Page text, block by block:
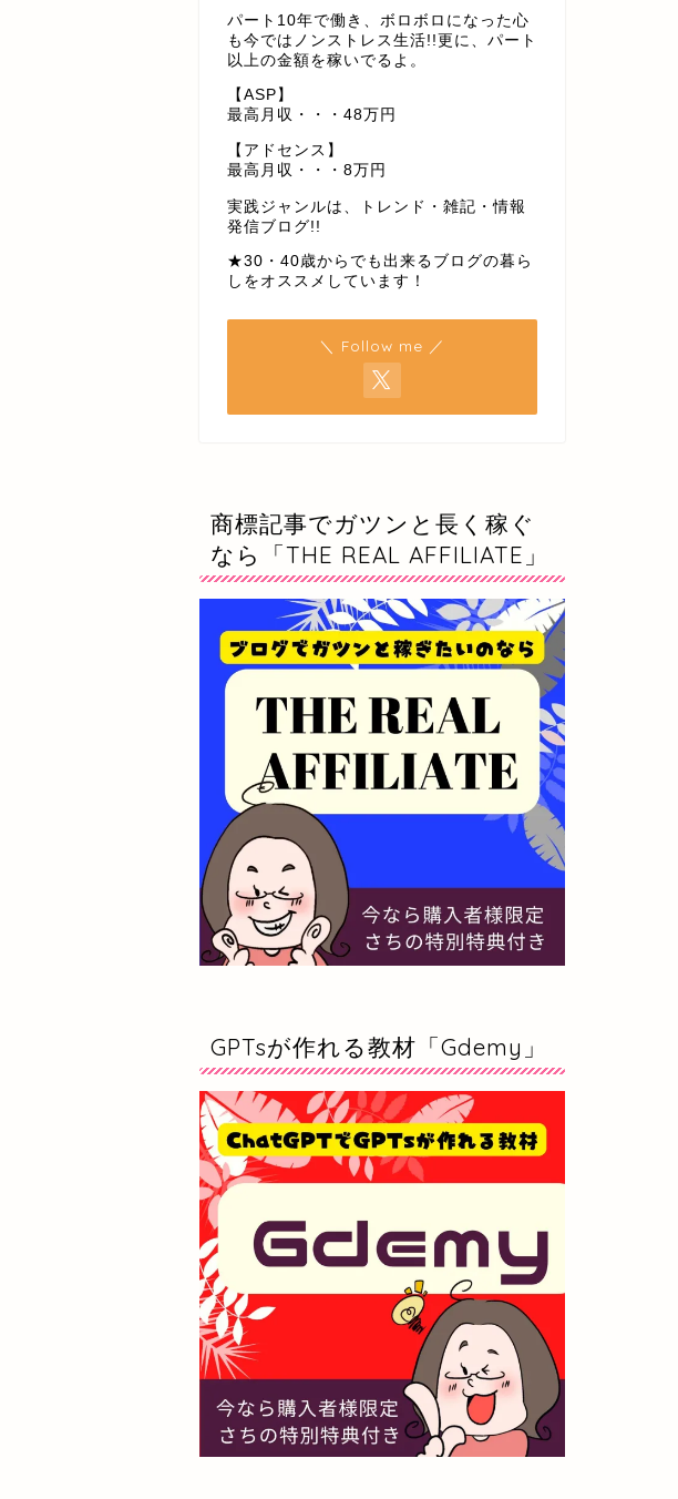
パート10年で働き、ボロボロになった心
も今ではノンストレス生活!!更に、パート
以上の金額を稼いでるよ。
【ASP】
最高月収・・・48万円
【アドセンス】
最高月収・・・8万円
実践ジャンルは、トレンド・雑記・情報
発信ブログ!!
★30・40歳からでも出来るブログの暮ら
しをオススメしています！
＼ Follow me ／
商標記事でガツンと長く稼ぐ
なら「THE REAL AFFILIATE」
GPTsが作れる教材「Gdemy」